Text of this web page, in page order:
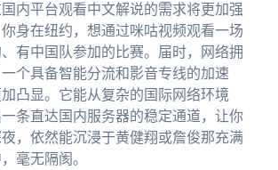
内平台观看中文解说的需求将更加强
身在纽约，想通过咪咕视频观看一场
有中国队参加的比赛。届时，网络拥
个具备智能分流和影音专线的加速
凸显。它能从复杂的国际网络环境
条直达国内服务器的稳定通道，让你
，依然能沉浸于黄健翔或詹俊那充满
毫无隔阂。